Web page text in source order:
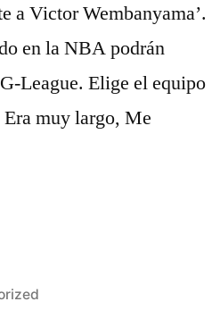
a Victor Wembanyama’.
en la NBA podrán
League. Elige el equipo
muy largo, Me